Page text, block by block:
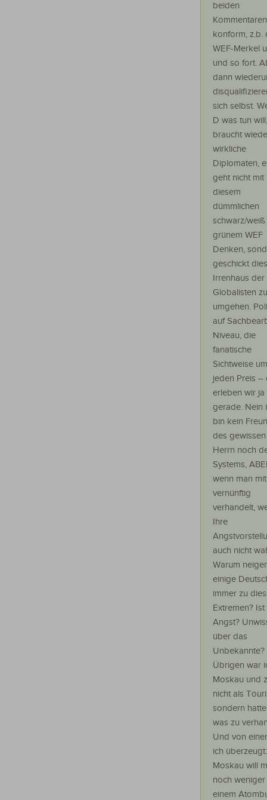
beiden
konform, z.b.
WEF-Merkel
und so fort.
dann
sich selbst.
D was tun will,
braucht
wirkliche
Diplomaten,
geht nicht mit
diesem
dümmlichen
schwarz/weiß
grünem WEF
Denken,
geschickt
Irrenhaus der
Globalisten zu
umgehen.
auf
Niveau, die
fanatische
Sichtweise um
jeden Preis –
erleben wir ja
gerade. Nein
bin kein
des gewissen
Herrn noch
Systems,
wenn man
vernünftig
verhandelt,
Ihre
auch nicht
Warum
einige
immer zu
Extremen?
Angst?
über das
Unbekannte?
Übrigen war
Moskau und
nicht als
sondern
was zu
Und von
ich
Moskau will
noch weniger
einem